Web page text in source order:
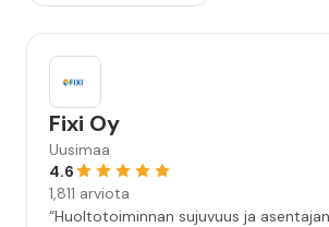
Fixi Oy
Uusimaa
4.6
1,811 arviota
“Huoltotoiminnan sujuvuus ja asentajan